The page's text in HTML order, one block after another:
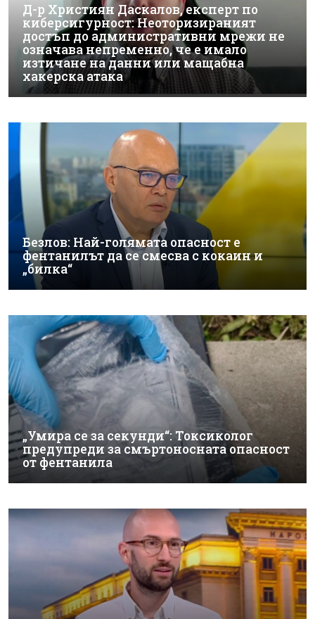
Д-р Християн Даскалов, експерт по
киберсигурност: Неоторизираният
достъп до административни мрежи не
означава непременно, че е имало
изтичане на данни или мащабна
хакерска атака
Безлов: Най-голямата опасност е
фентанилът да се смесва с кокаин и
„билка“
„Умира се за секунди“: Токсиколог
предупреди за смъртоносната опасност
от фентанила